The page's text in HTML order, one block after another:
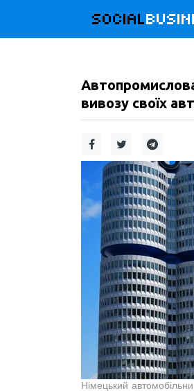
SOCIAL
вивозу своїх
Німецький